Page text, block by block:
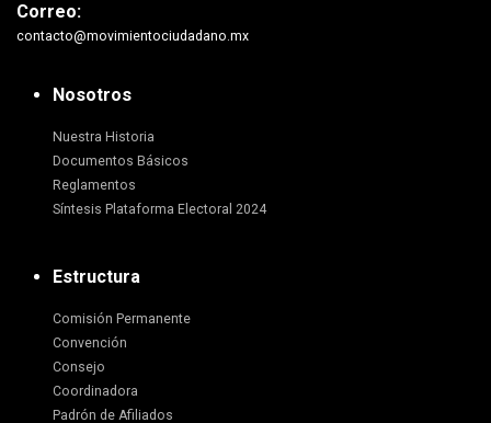
Correo:
contacto@movimientociudadano.mx
Nosotros
Nuestra Historia
Documentos Básicos
Reglamentos
Síntesis Plataforma Electoral 2024
Estructura
Comisión Permanente
Convención
Consejo
Coordinadora
Padrón de Afiliados